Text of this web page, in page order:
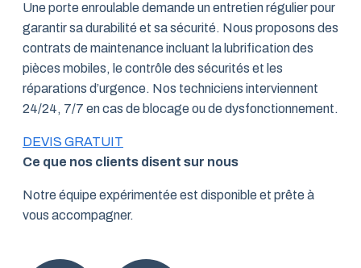
Une porte enroulable demande un entretien régulier pour
garantir sa durabilité et sa sécurité. Nous proposons des
contrats de maintenance incluant la lubrification des
pièces mobiles, le contrôle des sécurités et les
réparations d’urgence. Nos techniciens interviennent
24/24, 7/7 en cas de blocage ou de dysfonctionnement.
DEVIS GRATUIT
Ce que nos clients disent sur nous
Notre équipe expérimentée est disponible et prête à
vous accompagner.